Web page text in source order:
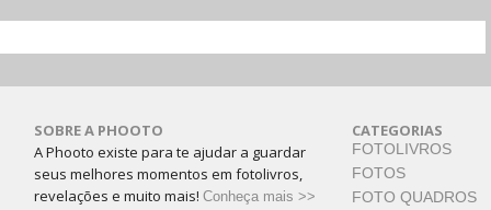
SOBRE A PHOOTO
A Phooto existe para te ajudar a guardar
seus melhores momentos em fotolivros,
revelações e muito mais! Conheça mais >>
CATEGORIAS
FOTOLIVROS
FOTOS
FOTO QUADROS